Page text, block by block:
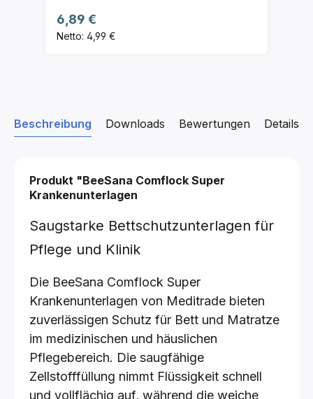
Regulärer Preis:
6,89 €
Netto: 4,99 €
Beschreibung Downloads Details
Bewertungen
Produkt "BeeSana Comflock Super
Krankenunterlagen
Saugstarke Bettschutzunterlagen für
Pflege und Klinik
Die BeeSana Comflock Super
Krankenunterlagen von Meditrade bieten
zuverlässigen Schutz für Bett und Matratze
im medizinischen und häuslichen
Pflegebereich. Die saugfähige
Zellstofffüllung nimmt Flüssigkeit schnell
und vollflächig auf, während die weiche